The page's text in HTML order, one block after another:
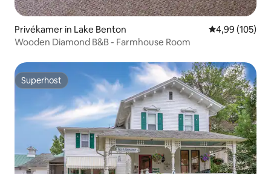
Privékamer in Lake Benton Gemiddelde
4,99 (105)
Wooden Diamond B&B - Farmhouse Room
Superhost
Superhost